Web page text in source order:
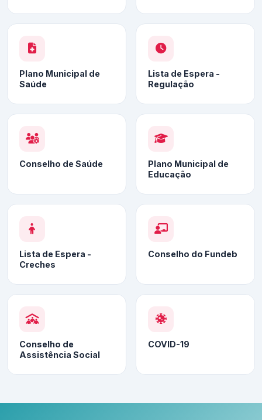
Plano Municipal de
Saúde
Lista de Espera -
Regulação
Conselho de Saúde
Plano Municipal de
Educação
Lista de Espera -
Creches
Conselho do Fundeb
Conselho de
Assistência Social
COVID-19